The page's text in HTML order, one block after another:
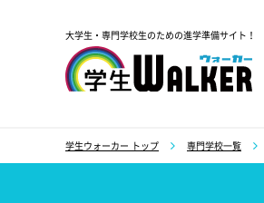
大学生・専門学校生のための進学準備サイト！
学生ウォーカー トップ 専門学校一覧